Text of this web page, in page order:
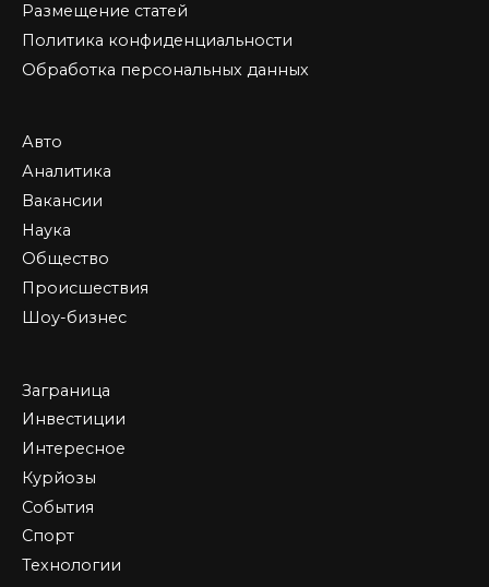
Размещение статей
Политика конфиденциальности
Обработка персональных данных
Авто
Аналитика
Вакансии
Наука
Общество
Происшествия
Шоу-бизнес
Заграница
Инвестиции
Интересное
Курйозы
События
Спорт
Технологии